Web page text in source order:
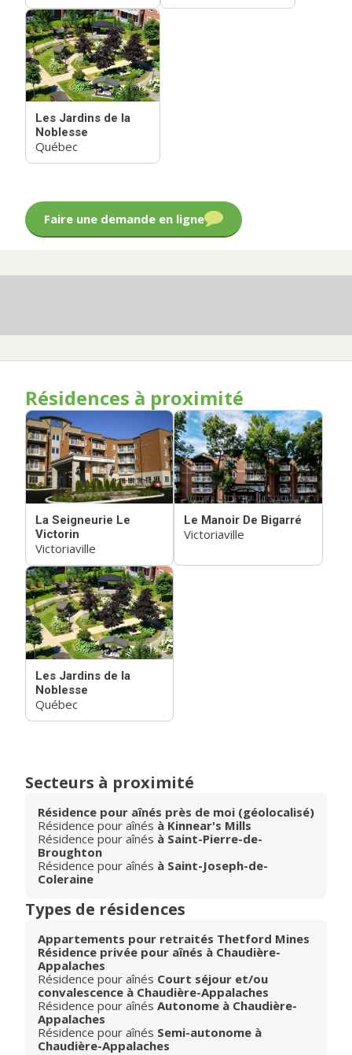
Les Jardins de la
Noblesse
Québec
Faire une demande en ligne
Résidences à proximité
La Seigneurie Le
Victorin
Victoriaville
Le Manoir De Bigarré
Victoriaville
Les Jardins de la
Noblesse
Québec
Secteurs à proximité
Résidence pour aînés près de moi (géolocalisé)
Résidence pour aînés à Kinnear's Mills
Résidence pour aînés à Saint-Pierre-de-
Broughton
Résidence pour aînés à Saint-Joseph-de-
Coleraine
Types de résidences
Appartements pour retraités Thetford Mines
Résidence privée pour aînés à Chaudière-
Appalaches
Résidence pour aînés Court séjour et/ou
convalescence à Chaudière-Appalaches
Résidence pour aînés Autonome à Chaudière-
Appalaches
Résidence pour aînés Semi-autonome à
Chaudière-Appalaches